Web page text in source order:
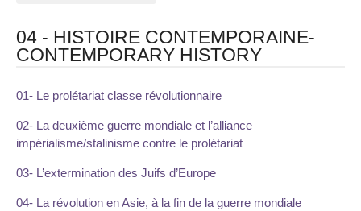
04 - HISTOIRE CONTEMPORAINE-
CONTEMPORARY HISTORY
01- Le prolétariat classe révolutionnaire
02- La deuxième guerre mondiale et l’alliance
impérialisme/stalinisme contre le prolétariat
03- L’extermination des Juifs d’Europe
04- La révolution en Asie, à la fin de la guerre mondiale